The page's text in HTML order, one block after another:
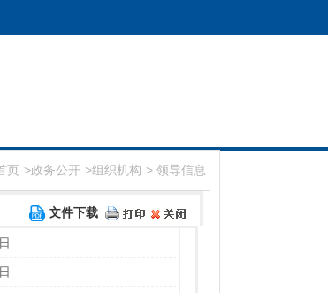
页 >政务公开 >组织机构 > 领导信息
文件下载